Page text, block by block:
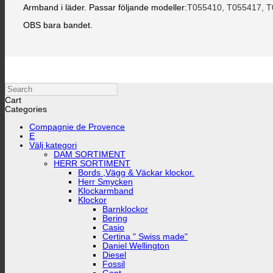
Armband i läder. Passar följande modeller:T055410, T055417,
OBS bara bandet.
Search
Cart
Categories
Compagnie de Provence
E
Välj kategori
DAM SORTIMENT
HERR SORTIMENT
Bords ,Vägg & Väckar klockor.
Herr Smycken
Klockarmband
Klockor
Barnklockor
Bering
Casio
Certina " Swiss made"
Daniel Wellington
Diesel
Fossil